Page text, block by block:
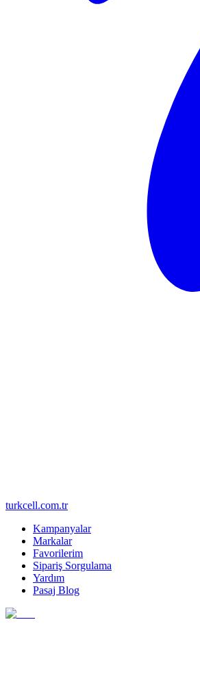
turkcell.com.tr
Kampanyalar
Markalar
Favorilerim
Sipariş Sorgulama
Yardım
Pasaj Blog